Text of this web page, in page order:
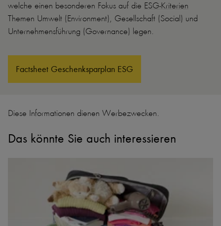
welche einen besonderen Fokus auf die ESG-Kriterien
Themen Umwelt (Environment), Gesellschaft (Social) und
Unternehmensführung (Governance) legen.
Factsheet Geschenksparplan ESG
Diese Informationen dienen Werbezwecken.
Das könnte Sie auch interessieren